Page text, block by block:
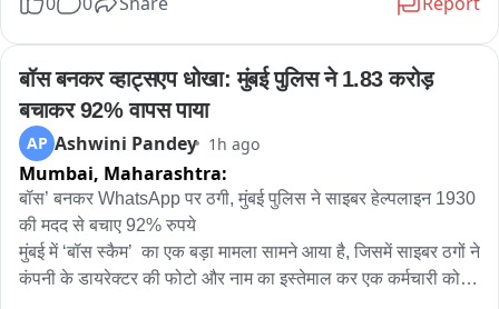
जस्टिस अमित महाजन ने कहा कि मेरी व्यक्तिगत राय में जंतर-मंतर या शहर
होती है। विरोध-प्रदर्शनों की वजह से सड़कें जाम हो जाती हैं, एंबुलेंस की
आवाजाही प्रभावित होती है और आम लोगों के कामकाज में बाधा आती है।
यह एक तरह से पूरे शहर को बंधक बनाने जैसा है।
हालांकि, उन्होंने यह भी स्पष्ट किया कि प्रदर्शन की अनुमति देना या न देना
सरकार का काम है। अदालत इस संबंध में कोई फैसला नहीं दे रही है।
*कोर्ट के सामने क्या मामला था?*
बॉस बनकर व्हाट्सएप धोखा: मुंबई पुलिस ने 1.83 करोड़
बचाकर 92% वापस पाया
AP Ashwini Pandey 1h ago
Mumbai, Maharashtra:
बॉस’ बनकर WhatsApp पर ठगी, मुंबई पुलिस ने साइबर हेल्पलाइन 1930
की मदद से बचाए 92% रुपये
मुंबई में ‘बॉस स्कैम’  का एक बड़ा मामला सामने आया है, जिसमें साइबर ठगों ने
कंपनी के डायरेक्टर की फोटो और नाम का इस्तेमाल कर एक कर्मचारी को